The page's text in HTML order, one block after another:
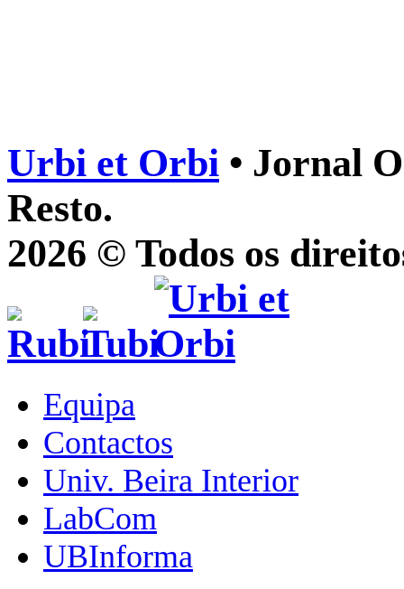
Urbi et Orbi • Jornal
Resto.
2026 © Todos os
Equipa
Contactos
Univ. Beira Interior
LabCom
UBInforma